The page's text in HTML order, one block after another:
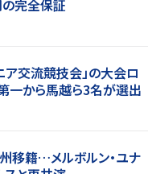
完全保証
ア交流競技会」の大会ロ
から馬越ら3名が選出
移籍…メルボルン・ユナ